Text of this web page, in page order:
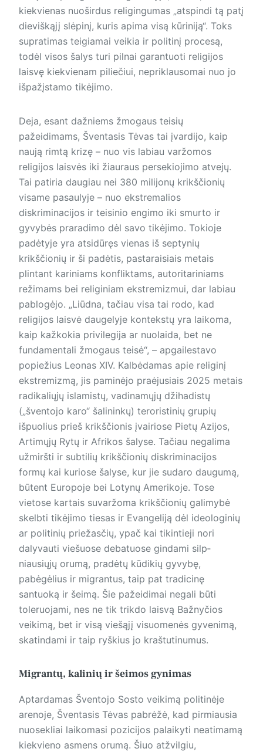
kiekvienas nuoširdus religingumas „atspindi tą patį
dieviškąjį slėpinį, kuris apima visą kūriniją“. Toks
supratimas teigiamai veikia ir politinį procesą,
todėl visos šalys turi pilnai garantuoti religijos
laisvę kiekvienam piliečiui, nepriklausomai nuo jo
išpažįstamo tikėjimo.
Deja, esant dažniems žmogaus teisių
pažeidimams, Šventasis Tėvas tai įvardijo, kaip
naują rimtą krizę – nuo vis labiau varžomos
religijos laisvės iki žiauraus persekiojimo atvejų.
Tai patiria daugiau nei 380 milijonų krikščionių
visame pasaulyje – nuo ekstremalios
diskriminacijos ir teisinio engimo iki smurto ir
gyvybės praradimo dėl savo tikėjimo. Tokioje
padėtyje yra atsidūręs vienas iš septynių
krikščionių ir ši padėtis, pastaraisiais metais
plintant kariniams konfliktams, autoritariniams
reži­mams bei religiniam ekstremizmui, dar labiau
pablogėjo. „Liūdna, tačiau visa tai rodo, kad
religijos laisvė daugelyje kontekstų yra laikoma,
kaip kažkokia privilegija ar nuolaida, bet ne
fundamentali žmogaus teisė“, – apgailestavo
popiežius Leonas XIV. Kalbėdamas apie religinį
ekstremizmą, jis paminėjo praėjusiais 2025 metais
radikaliųjų islamistų, vadinamųjų džihadistų
(„šventojo karo“ šalininkų) teroristinių grupių
išpuolius prieš krikščionis įvairiose Pietų Azijos,
Artimųjų Rytų ir Afrikos šalyse. Tačiau negalima
užmiršti ir subtilių krikščionių diskriminacijos
formų kai kuriose šalyse, kur jie sudaro daugumą,
būtent Europoje bei Lotynų Amerikoje. Tose
vietose kartais suvaržoma krikščionių galimybė
skelbti tikėjimo tiesas ir Evangeliją dėl ideologinių
ar politinių priežasčių, ypač kai tikintieji nori
dalyvauti viešuose debatuose gindami silp­
niausiųjų orumą, pradėtų kūdikių gyvybę,
pabėgėlius ir migrantus, taip pat tradicinę
santuoką ir šeimą. Šie pažeidimai negali būti
toleruojami, nes ne tik trikdo laisvą Bažnyčios
veikimą, bet ir visą viešąjį visuomenės gyvenimą,
skatindami ir taip ryškius jo kraštutinumus.
Migrantų, kalinių ir šeimos gynimas
Aptardamas Šventojo Sosto veikimą politinėje
arenoje, Šventasis Tėvas pabrėžė, kad pirmiausia
nuosekliai laikomasi pozicijos palaikyti neatimamą
kiekvieno asmens orumą. Šiuo atžvilgiu,